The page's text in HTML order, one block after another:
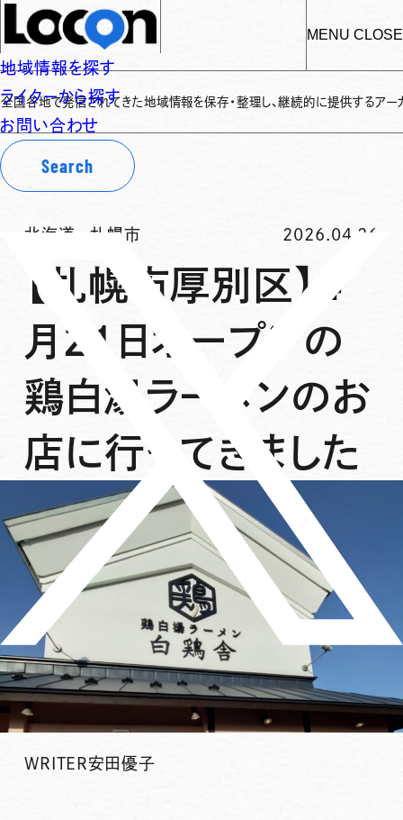
MENU CLOSE
地域情報を探す
ライターから探す
お問い合わせ
Search
されてきた地域情報を保存・整理し、継続的に提供するアーカイブサイトで
北海道 -札幌市 2026.04.26
【札幌市厚別区】4
月２１日オープンの
鶏白湯ラーメンのお
店に行ってきました
WRITER安田優子